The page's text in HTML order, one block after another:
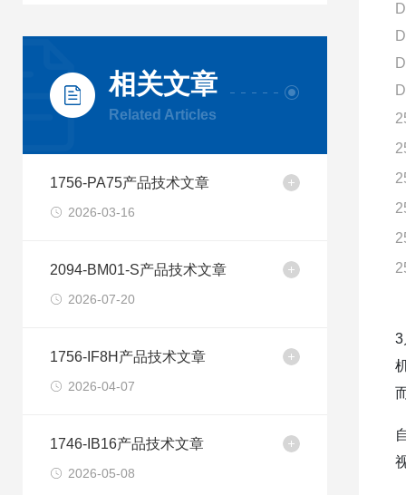
相关文章
Related Articles
1756-PA75产品技术文章
2026-03-16
2094-BM01-S产品技术文章
2026-07-20
1756-IF8H产品技术文章
2026-04-07
1746-IB16产品技术文章
2026-05-08
3